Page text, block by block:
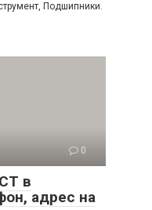
Подшипники.
0
в
адрес на